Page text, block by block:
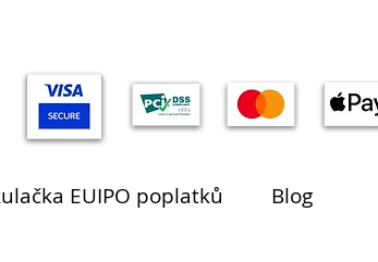
EUIPO poplatků Blog